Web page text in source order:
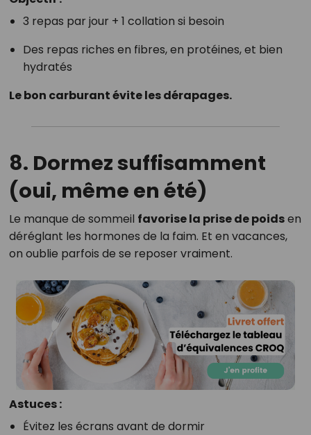
3 repas par jour + 1 collation si besoin
Des repas riches en fibres, en protéines, et bien
hydratés
Le bon carburant évite les dérapages.
8. Dormez suffisamment
(oui, même en été)
Le manque de sommeil favorise la prise de poidsen
déréglant les hormones de la faim. Et en vacances,
on oublie parfois de se reposer vraiment.
Astuces :
Évitez les écrans avant de dormir